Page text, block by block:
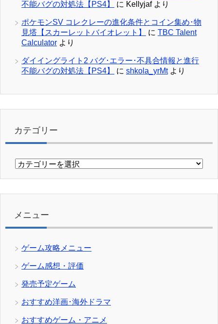
不能バグの対処法【PS4】
に Kellyjafより
ポケモンSV コレクレーの進化条件とコイン集め･物
見塔【スカーレットバイオレット】
に TBC Talent
Calculator より
ダイイングライト2 バグ･エラー･不具合情報と進行
不能バグの対処法【PS4】
に shkola_yrMtより
カテゴリー
カ
リ
メニュー
ゲーム攻略メニュー
ゲーム感想・評価
発売予定ゲーム
おすすめ洋画･海外ドラマ
おすすめゲーム・アニメ